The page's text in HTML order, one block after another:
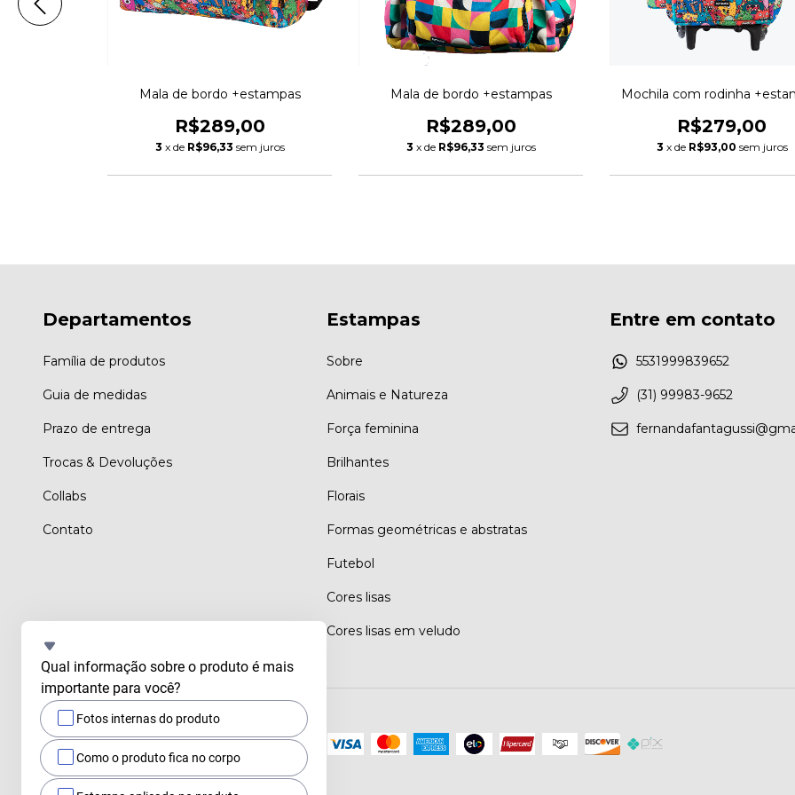
Mala de bordo +estampas
R$289,00
3 x de R$96,33 sem juros
Mala de bordo +estampas
R$289,00
3 x de R$96,33 sem juros
Mochila com rodinha
R$279,00
3 x de R$93,00 sem juros
Departamentos
Família de produtos
Guia de medidas
Prazo de entrega
Trocas & Devoluções
Collabs
Contato
Estampas
Sobre
Animais e Natureza
Força feminina
Brilhantes
Florais
Formas geométricas e abstratas
Futebol
Cores lisas
Cores lisas em veludo
Entre em contato
5531999839652
(31) 99983-9652
Meios de pagamento
Qual informação sobre o produto é mais
importante para você?
Fotos internas do produto
Como o produto fica no corpo